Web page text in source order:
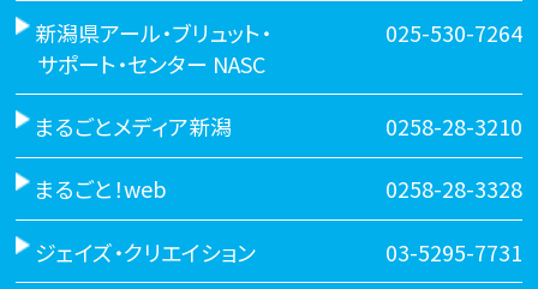
新潟県アール・ブリュット・
サポート・センター NASC
025-530-7264
まるごとメディア新潟 0258-28-3210
まるごと！web 0258-28-3328
ジェイズ・クリエイション 03-5295-7731